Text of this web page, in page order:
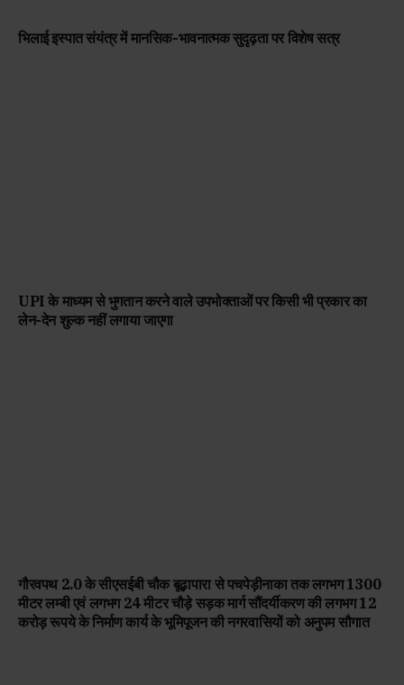
भिलाई इस्पात संयंत्र में मानसिक-भावनात्मक सुदृढ़ता पर विशेष सत्र
UPI के माध्यम से भुगतान करने वाले उपभोक्ताओं पर किसी भी प्रकार का
लेन-देन शुल्क नहीं लगाया जाएगा
गौरवपथ 2.0 के सीएसईबी चौक बूढ़ापारा से पचपेड़ीनाका तक लगभग 1300
मीटर लम्बी एवं लगभग 24 मीटर चौड़े सड़क मार्ग सौंदर्यीकरण की लगभग 12
करोड़ रूपये के निर्माण कार्य के भूमिपूजन की नगरवासियों को अनुपम सौगात